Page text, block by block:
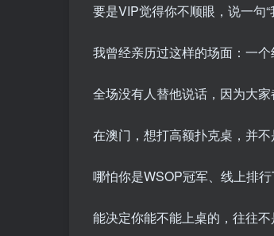
要是VIP觉得你不顺眼，说一句
我曾经亲历过这样的场面：一个
全场没有人替他说话，因为大
在澳门，想打高额扑克桌，并不
哪怕你是WSOP冠军、线上排行
能决定你能不能上桌的，往往不